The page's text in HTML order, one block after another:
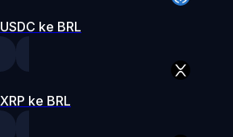
USDC ke BRL
XRP ke BRL